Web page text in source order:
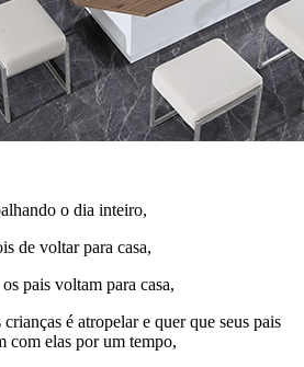
o dia inteiro,
de voltar para casa,
pais voltam para casa,
é atropelar e quer que seus pais
com elas por um tempo,